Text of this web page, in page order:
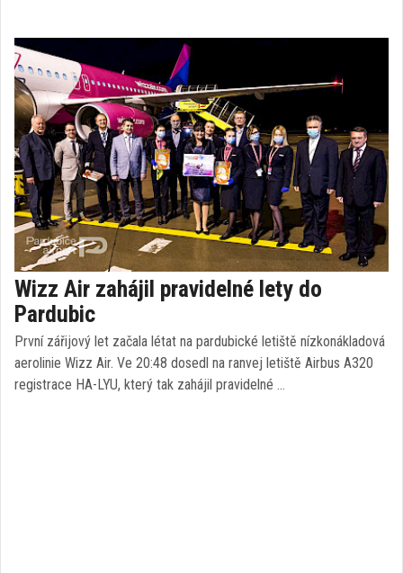
Wizz Air zahájil pravidelné lety do
Pardubic
První zářijový let začala létat na pardubické letiště nízkonákladová
aerolinie Wizz Air. Ve 20:48 dosedl na ranvej letiště Airbus A320
registrace HA-LYU, který tak zahájil pravidelné …